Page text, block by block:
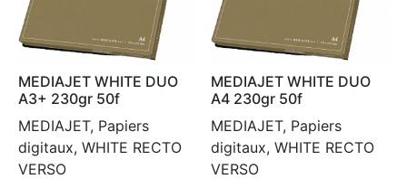
MEDIAJET WHITE DUO
A3+ 230gr 50f
MEDIAJET, Papiers
digitaux, WHITE RECTO
VERSO
MEDIAJET WHITE DUO
A4 230gr 50f
MEDIAJET, Papiers
digitaux, WHITE RECTO
VERSO